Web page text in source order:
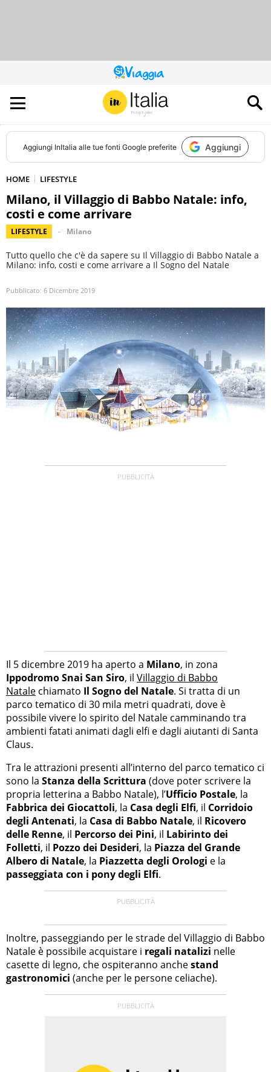
QUESTO
SITO
CONTRIBUISCE
ALL’AUDIENCE
DI
Aggiungi InItalia alle tue fonti Google preferite Aggiungi
HOME LIFESTYLE
Milano, il Villaggio di Babbo Natale: info,
costi e come arrivare
LIFESTYLE Milano
Tutto quello che c'è da sapere su Il Villaggio di Babbo Natale a
Milano: info, costi e come arrivare a Il Sogno del Natale
Pubblicato: 6 Dicembre 2019
Il 5 dicembre 2019 ha aperto a Milano, in zona
Ippodromo Snai San Siro, il Villaggio di Babbo
Natale chiamato Il Sogno del Natale. Si tratta di un
parco tematico di 30 mila metri quadrati, dove è
possibile vivere lo spirito del Natale camminando tra
ambienti fatati animati dagli elfi e dagli aiutanti di Santa
Claus.
Tra le attrazioni presenti all’interno del parco tematico ci
sono la Stanza della Scrittura (dove poter scrivere la
propria letterina a Babbo Natale), l’Ufficio Postale, la
Fabbrica dei Giocattoli, la Casa degli Elfi, il Corridoio
degli Antenati, la Casa di Babbo Natale, il Ricovero
delle Renne, il Percorso dei Pini, il Labirinto dei
Folletti, il Pozzo dei Desideri, la Piazza del Grande
Albero di Natale, la Piazzetta degli Orologi e la
passeggiata con i pony degli Elfi.
Inoltre, passeggiando per le strade del Villaggio di Babbo
Natale è possibile acquistare i regali natalizi nelle
casette di legno, che ospiteranno anchestand
gastronomici (anche per le persone celiache).